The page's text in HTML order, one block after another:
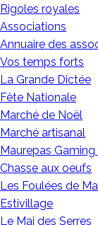
Rigoles royales
Associations
Annuaire des
Vos temps forts
La Grande Dictée
Fête Nationale
Marché de Noël
Marché artisanal
Maurepas
Chasse aux oeufs
Les Foulées de
Estivillage
Le Mai des Serres